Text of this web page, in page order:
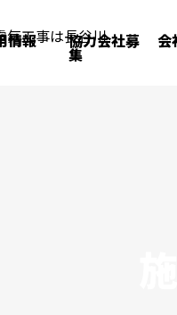
情報 協力会社募
集
会